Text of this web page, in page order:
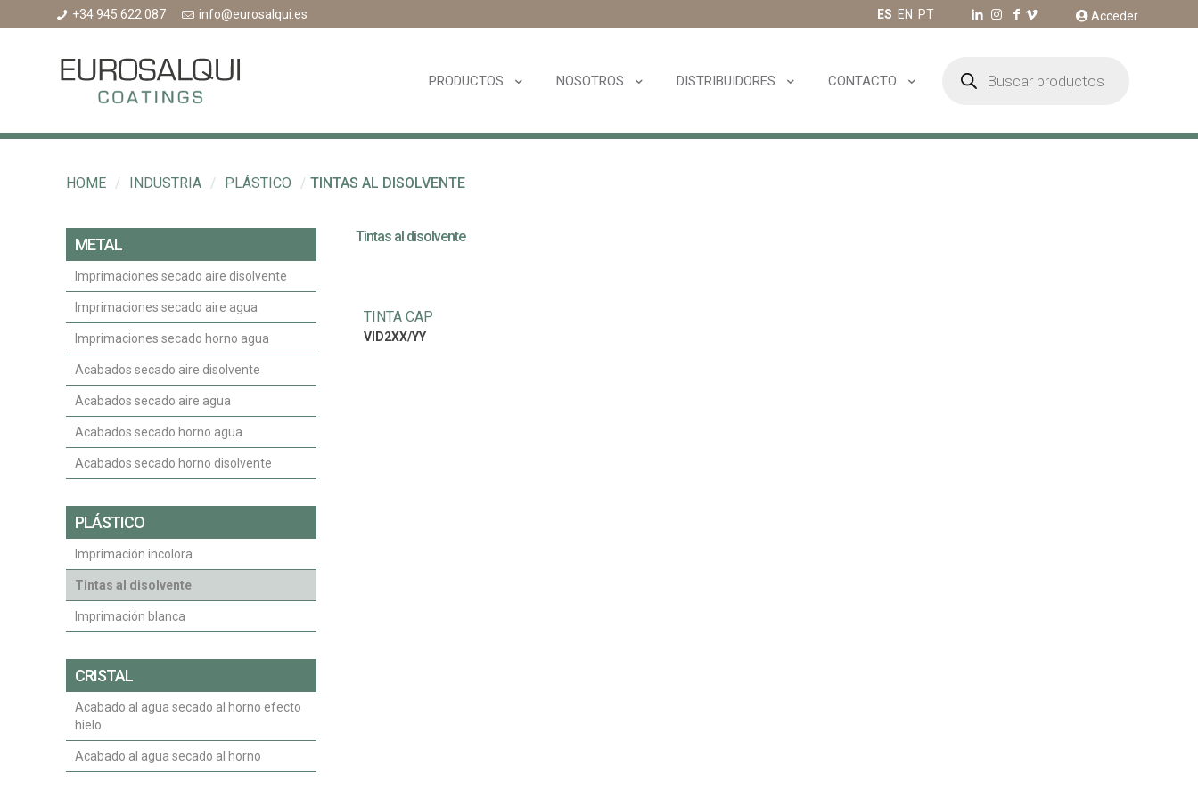
+34 945 622 087 info@eurosalqui.es ES EN PT Acceder
PRODUCTOS NOSOTROS DISTRIBUIDORES CONTACTO
productos
HOME / INDUSTRIA / PLÁSTICO / TINTAS AL DISOLVENTE
METAL
Imprimaciones secado aire disolvente
Imprimaciones secado aire agua
Imprimaciones secado horno agua
Acabados secado aire disolvente
Acabados secado aire agua
Acabados secado horno agua
Acabados secado horno disolvente
PLÁSTICO
Imprimación incolora
Tintas al disolvente
Imprimación blanca
CRISTAL
Acabado al agua secado al horno efecto
hielo
Acabado al agua secado al horno
Tintas al disolvente
TINTA CAP
VID2XX/YY